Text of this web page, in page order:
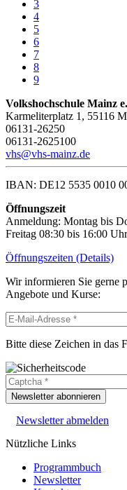
3
4
5
6
7
8
9
Volkshochschule Mainz
Karmeliterplatz 1, 55116
06131-26250
06131-2625100
vhs@vhs-mainz.de
IBAN: DE12 5535 0010
Öffnungszeit
Anmeldung: Montag bis
Freitag 08:30 bis 16:00 Uhr
Öffnungszeiten (Details)
Wir informieren Sie gerne
Angebote und Kurse:
Bitte diese Zeichen in das
Newsletter abonnieren
Newsletter abmelden
Nützliche Links
Programmbuch
Newsletter